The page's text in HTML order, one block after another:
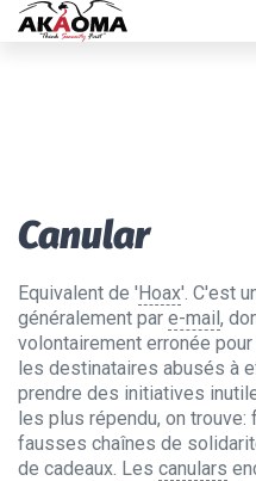
Canular
Equivalent de 'Hoax'. C'est
généralement par e-mail,
volontairement erronée
les destinataires abusés à
prendre des initiatives
les plus répendu, on trouve:
fausses chaînes de
de cadeaux. Les canulars